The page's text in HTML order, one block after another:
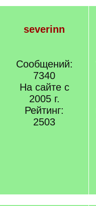
severinn
Сообщений:
7340
На сайте с
2005 г.
Рейтинг:
2503